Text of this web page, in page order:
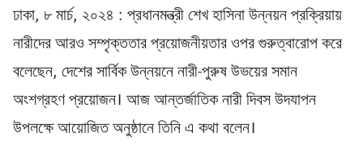
ঢাকা, ৮ মার্চ, ২০২৪ : প্রধানমন্ত্রী শেখ হাসিনা উন্নয়ন প্রক্রিয়ায়
নারীদের আরও সম্পৃক্ততার প্রয়োজনীয়তার ওপর গুরুত্বারোপ করে
বলেছেন, দেশের সার্বিক উন্নয়নে নারী-পুরুষ উভয়ের সমান
অংশগ্রহণ প্রয়োজন। আজ আন্তর্জাতিক নারী দিবস উদযাপন
উপলক্ষে আয়োজিত অনুষ্ঠানে তিনি এ কথা বলেন।